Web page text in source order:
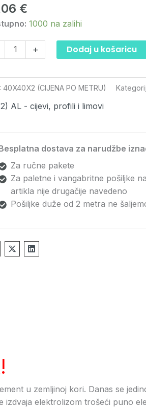
€
1000 na zalihi
+ Dodaj u košaricu
40X40X2 (CIJENA PO METRU)
AL - cijevi, profili i limovi
dostava za narudžbe
Za ručne pakete
Za paletne i vangabritne pošiljke
artikla nije drugačije navedeno
Pošiljke duže od 2 metra ne
u zemljinoj kori. Danas se
elektrolizom trošeći puno